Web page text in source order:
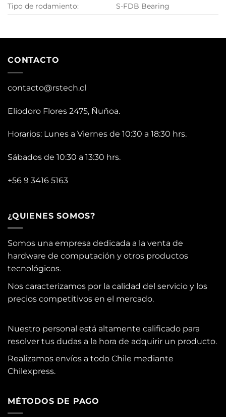
Tipo de rodamiento:
S-FDB Bearing
CONTACTO
contacto@rstech.cl
Eliodoro Flores 2475, Ñuñoa.
Horarios: Lunes a Viernes de 10:30 a 18:30 hrs.
Sábados de 10:30 a 13:30 hrs.
+56 9 3416 5163
¿QUIENES SOMOS?
Somos una empresa dedicada a la venta de
hardware de computación y otros productos
tecnológicos.
Nos caracterizamos por la calidad del servicio y los
precios competitivos en el mercado.
Nuestro personal está altamente calificado para
resolver tus dudas a la hora de adquirir un producto.
Realizamos envíos a todo Chile mediante
Chilexpress.
MÉTODOS DE PAGO